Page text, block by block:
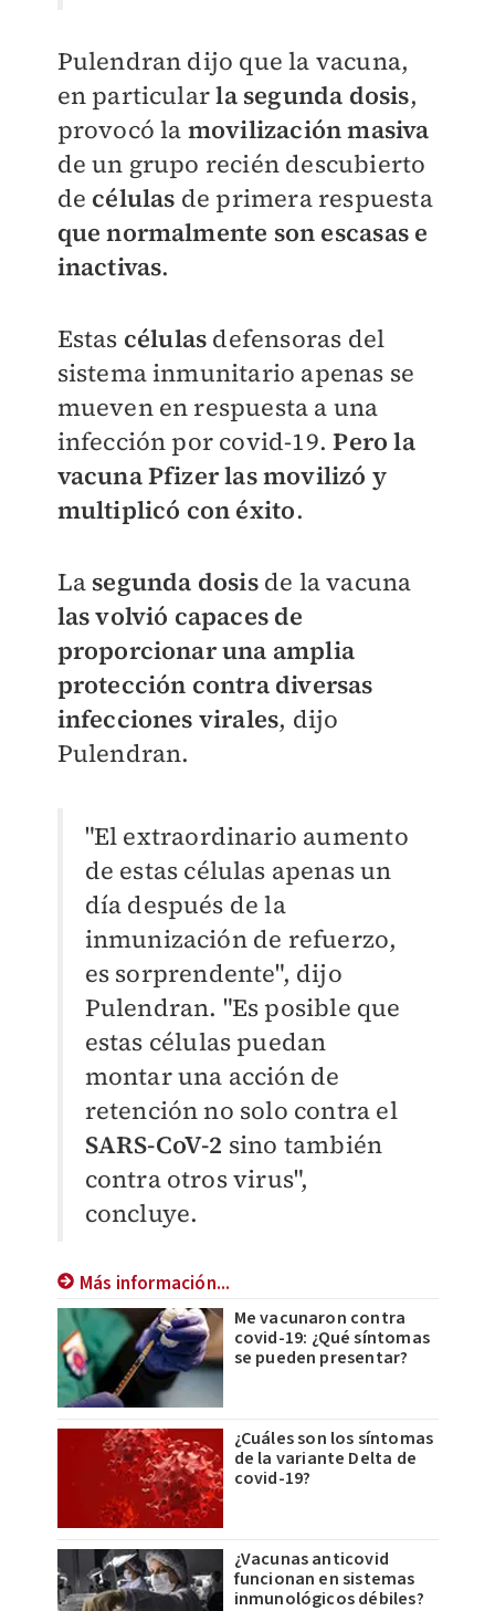
Pulendran dijo que la vacuna,
en particularla segunda dosis,
provocó la movilización masiva
de un grupo recién descubierto
de células de primera respuesta
que normalmente son escasas e
inactivas.
Estas células defensoras del
sistema inmunitario apenas se
mueven en respuesta a una
infección por covid-19.Pero la
vacuna Pfizer las movilizó y
multiplicó con éxito.
Lasegunda dosisde la vacuna
las volvió capaces de
proporcionar una amplia
protección contra diversas
infecciones virales, dijo
Pulendran.
"El extraordinario aumento
de estas células apenas un
día después de la
inmunización de refuerzo,
es sorprendente", dijo
Pulendran. "Es posible que
estas células puedan
montar una acción de
retención no solo contra el
SARS-CoV-2 sino también
contra otros virus",
concluye.
Más información...
Me vacunaron contra
covid-19: ¿Qué síntomas
se pueden presentar?
¿Cuáles son los síntomas
de la variante Delta de
covid-19?
¿Vacunas anticovid
funcionan en sistemas
inmunológicos débiles?